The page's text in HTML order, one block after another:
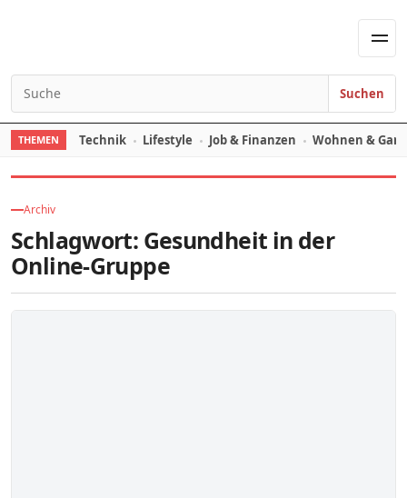
Search for:
Suchen
THEMEN Technik Lifestyle Job & Finanzen Wohnen &
Archiv
Schlagwort: Gesundheit in der
Online-Gruppe